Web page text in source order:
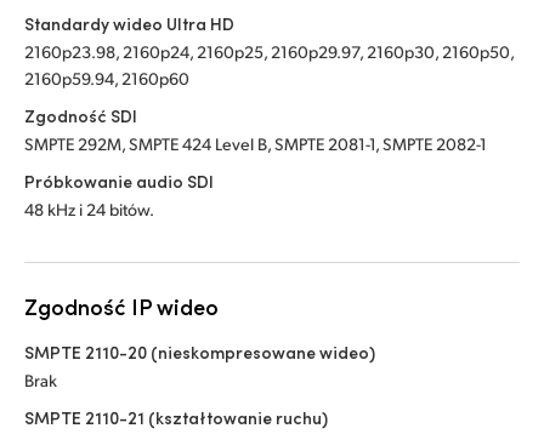
Standardy wideo Ultra HD
2160p23.98, 2160p24, 2160p25, 2160p29.97, 2160p30, 2160p50,
2160p59.94, 2160p60
Zgodność SDI
SMPTE 292M, SMPTE 424 Level B, SMPTE 2081-1, SMPTE 2082-1
Próbkowanie audio SDI
48 kHz i 24 bitów.
Zgodność IP wideo
SMPTE 2110-20 (nieskompresowane wideo)
Brak
SMPTE 2110-21 (kształtowanie ruchu)